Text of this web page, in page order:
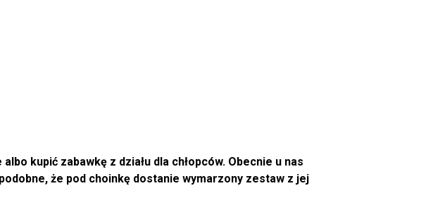
kupić zabawkę z działu dla chłopców. Obecnie u nas
że pod choinkę dostanie wymarzony zestaw z jej